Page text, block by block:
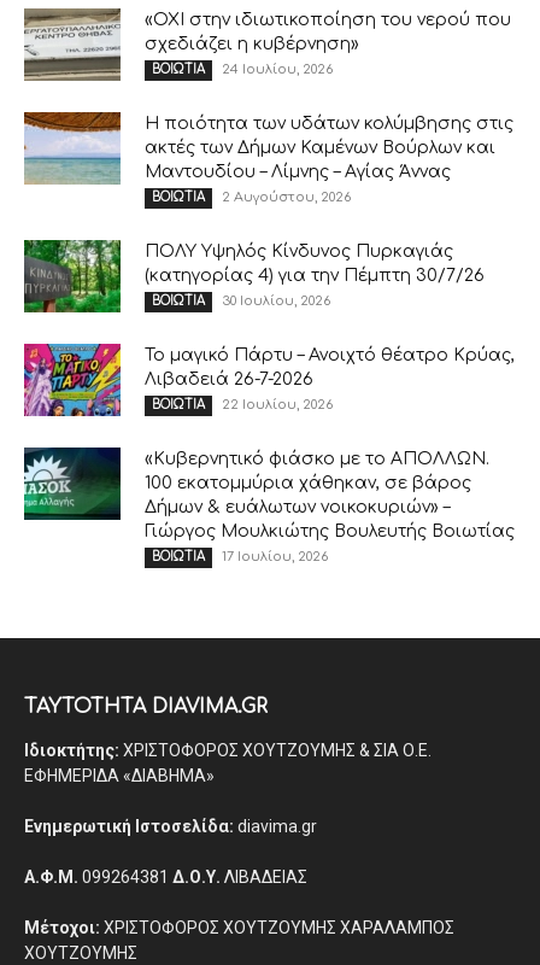
«ΟΧΙ στην ιδιωτικοποίηση του νερού που
σχεδιάζει η κυβέρνηση»
ΒΟΙΩΤΙΑ 24 Ιουλίου, 2026
Η ποιότητα των υδάτων κολύμβησης στις
ακτές των Δήμων Καμένων Βούρλων και
Μαντουδίου – Λίμνης – Αγίας Άννας
ΒΟΙΩΤΙΑ 2 Αυγούστου, 2026
ΠΟΛΥ Υψηλός Κίνδυνος Πυρκαγιάς
(κατηγορίας 4) για την Πέμπτη 30/7/26
ΒΟΙΩΤΙΑ 30 Ιουλίου, 2026
Το μαγικό Πάρτυ – Ανοιχτό θέατρο Κρύας,
Λιβαδειά 26-7-2026
ΒΟΙΩΤΙΑ 22 Ιουλίου, 2026
«Κυβερνητικό φιάσκο με το ΑΠΟΛΛΩΝ.
100 εκατομμύρια χάθηκαν, σε βάρος
Δήμων & ευάλωτων νοικοκυριών» –
Γιώργος Μουλκιώτης Βουλευτής Βοιωτίας
ΒΟΙΩΤΙΑ 17 Ιουλίου, 2026
ΤΑΥΤΟΤΗΤΑ DIAVIMA.GR
Ιδιοκτήτης: ΧΡΙΣΤΟΦΟΡΟΣ ΧΟΥΤΖΟΥΜΗΣ & ΣΙΑ Ο.Ε.
ΕΦΗΜΕΡΙΔΑ «ΔΙΑΒΗΜΑ»
Ενημερωτική Ιστοσελίδα: diavima.gr
Α.Φ.Μ. 099264381 Δ.Ο.Υ. ΛΙΒΑΔΕΙΑΣ
Μέτοχοι: ΧΡΙΣΤΟΦΟΡΟΣ ΧΟΥΤΖΟΥΜΗΣ ΧΑΡΑΛΑΜΠΟΣ
ΧΟΥΤΖΟΥΜΗΣ